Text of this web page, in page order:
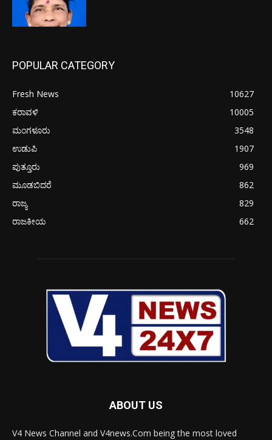
POPULAR CATEGORY
Fresh News
10627
ಕರಾವಳಿ
10005
ಮಂಗಳೂರು
3548
ಉಡುಪಿ
1907
ಪುತ್ತೂರು
969
ಮೂಡಬಿದರೆ
862
ರಾಜ್ಯ
829
ರಾಜಕೀಯ
662
ABOUT US
V4 News Channel and V4news.Com being the most loved